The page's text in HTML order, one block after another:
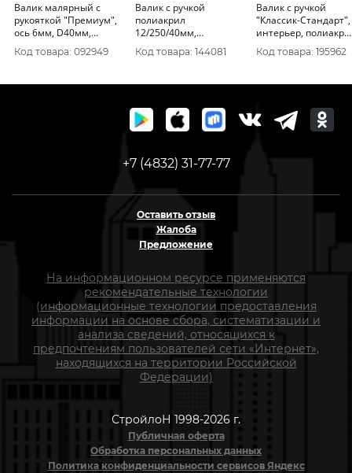
Валик малярный с
рукояткой "Премиум",
ось 6мм, D40мм,
180мм, РемоКолор 04-
1-603
Код товара: 092949
Валик с ручкой
полиакрил
12/250/40мм,
желт.нить, D6мм
Код товара: 144081
Валик с ручкой
"Классик-Стандарт",
интерьер, полиакр
12/180/40мм, D6мм,
желт.нить 0210134
Код товара: 195962
+7 (4832) 31-77-77
Оставить отзыв
Жалоба
Предложение
На информационном ресурсе применяются
рекомендательные технологии
(информационные технологии предоставления
информации на основе сбора, систематизации и
анализа сведений, относящихся к
предпочтениям пользователей сети «Интернет»,
находящихся на территории Российской
Федерации)
СтройлоН 1998-2026 г.
Публичная оферта
Обработка персональных данных
Политика конфиденциальности сервисов Яндекс